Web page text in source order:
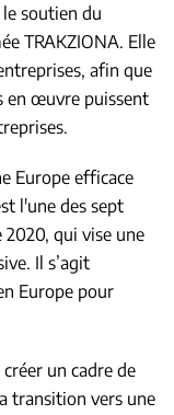
soutien du
TRAKZIONA. Elle
afin que
en œuvre puissent
Europe efficace
l'une des sept
qui vise une
Il s’agit
Europe pour
un cadre de
transition vers une